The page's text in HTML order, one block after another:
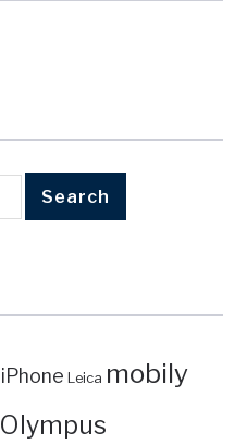
iPhone Leica mobily
Olympus